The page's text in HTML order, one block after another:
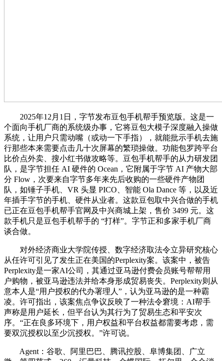
2025年12月1日，字节发布豆包手机帮手预览版。这是一
个面向手机厂商的系统级办事，它将豆包大模子深度融入操做
系统，让用户只需动嘴（或动一下手指），就能批示手机去施
行那些本来需要点击几十次屏幕的繁琐操做。功能包罗跨平台
比价点外卖、搜小红书做攻略等。豆包手机帮手的从力研发团
队，是字节担任 AI 硬件的 Ocean，它附属于字节 AI 产物大部
分 Flow，次要来自字节多年来先后收购的一些硬件产物团
队，如锤子手机、VR 头显 PICO、智能 Ola Dance 等，以及近
年插手字节的手机、硬件从业者。这款豆包取中兴合做的手机
已正在豆包手机帮手官网及中兴商城上架，售价 3499 元。这
款手机只是豆包手机帮手的 “打样”。字节正和多家手机厂商
谈合做。
对外经济商业大学院传授、数字经济取法令立异研究核心
从任许可引见了发生正在美国的Perplexity案。该案中，被告
Perplexity是一家AI公司，其通过亚马逊付费会员账号帮帮用
户购物，被亚马逊违法并给本身形成贸易丧失。Perplexity则从
意本人是“用户授权的代办署理人”，认为亚马逊的是一种霸
凌。许可指出，该案焦点争议反映了一种法令窘境：AI帮手
声称是用户延长，但平台认为其行为了贸易生态和平安次
序。“正在良多环境下，用户权益和平台权益都需要考虑，需
要双沉授权以至少沉授权。”许可说。
Agent：谷歌、阿里巴巴、腾讯控股、阜博集团、广立